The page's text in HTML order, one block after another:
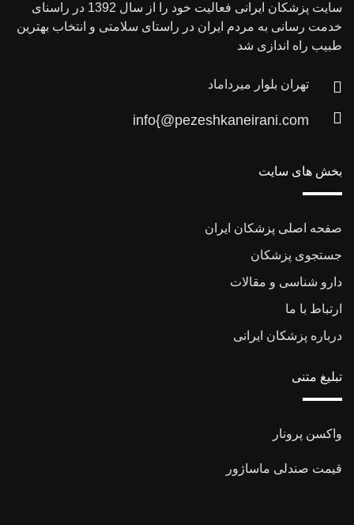
سایت پزشکان ایرانی فعالیت خود را از سال 1392 در راسنای
خدمت رسانی به مردم ایران در راستای سلامتی و انتخاب بهترین
طبیب راه اندازی شد
تهران بلوار میرداماد
info{@pezeshkaneirani.com
بخش های سایت
صفحه اصلی پزشکان ایران
جستجوی پزشکان
دارو شناسی و مقالات
ارتباط با ما
درباره پزشکان ایرانی
تبلیغ متنی
واکسن پرونار
قیمت صندلی ماساژور